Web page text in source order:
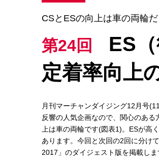
CSとESの向上は車の両輪だ
第24回
ES
定着率向上
月刊マーチャンダイジング12月号
反響の人気企画なので、関心のあ
上は車の両輪です(図表1)。ESが高
あります。今回と次回の2回に分け
2017」のダイジェスト版を掲載しま